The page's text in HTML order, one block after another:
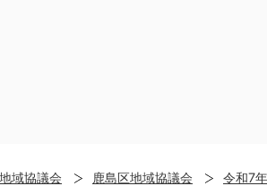
地域協議会 鹿島区地域協議会
令和7